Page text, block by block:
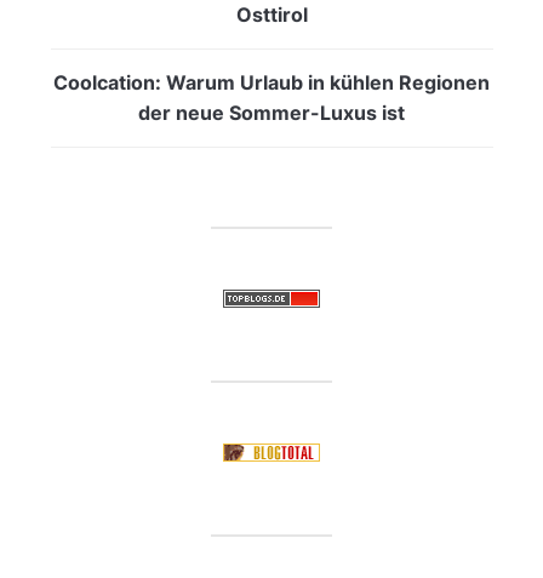
Osttirol
Coolcation: Warum Urlaub in kühlen Regionen
der neue Sommer-Luxus ist